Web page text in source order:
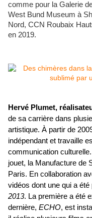
comme pour la Galerie
West Bund Museum à
Nord, CCN Roubaix
en 2019.
Hervé Plumet,
de sa carrière dans
artistique. À partir de
indépendant et travaille
communication
jouet, la Manufacture de
Paris. En collaboration
vidéos dont une qui a
2013. La première a été
dernière, ECHO, est